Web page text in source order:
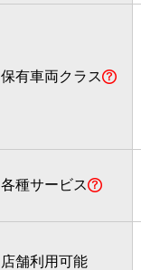
保有車両クラス
各種サービス
店舗利用可能